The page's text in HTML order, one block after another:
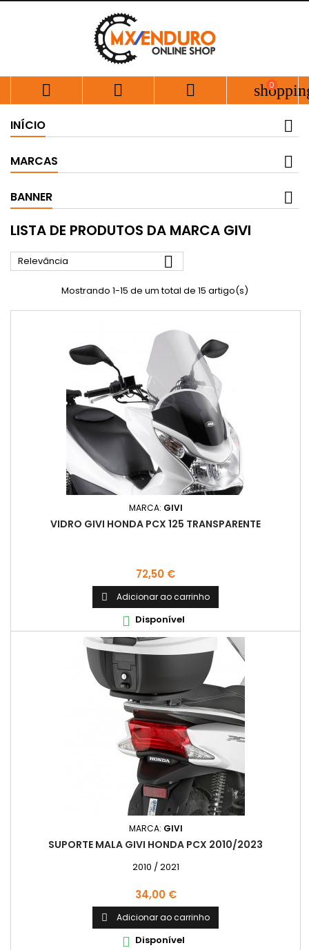
   0
INÍCIO
MARCAS
BANNER
LISTA DE PRODUTOS DA MARCA GIVI
Relevância 
Mostrando 1-15 de um total de 15 artigo(s)
MARCA: GIVI
VIDRO GIVI HONDA PCX 125 TRANSPARENTE
Preço
72,50 €
 Adicionar ao carrinho
 Disponível
MARCA: GIVI
SUPORTE MALA GIVI HONDA PCX 2010/2023
2010 / 2021
Preço
34,00 €
 Adicionar ao carrinho
 Disponível